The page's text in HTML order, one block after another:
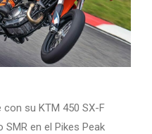
su KTM 450 SX-F
en el Pikes Peak